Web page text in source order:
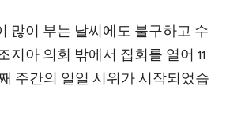
많이 부는 날씨에도 불구하고 수
지아 의회 밖에서 집회를 열어 11
주간의 일일 시위가 시작되었습